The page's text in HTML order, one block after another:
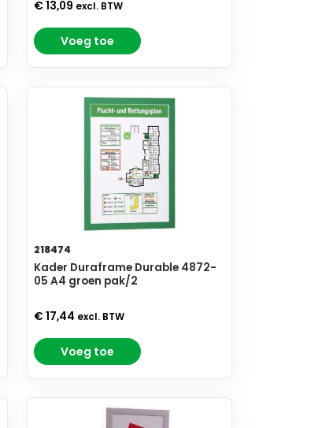
€ 13,09 excl. BTW
Voeg toe
218474
Kader Duraframe Durable 4872-
05 A4 groen pak/2
€ 17,44 excl. BTW
Voeg toe